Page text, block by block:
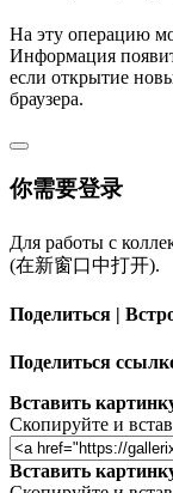
На эту операцию
Информация
если открытие
браузера.
你需要登录
Для работы с
(在新窗口中打开).
Поделиться |
Поделиться
Вставить
Скопируйте и
Вставить